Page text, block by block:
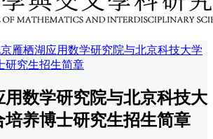
雁栖湖应用数学研究院与北京科技大学
研究生招生简章
用数学研究院与北京科技大
培养博士研究生招生简章